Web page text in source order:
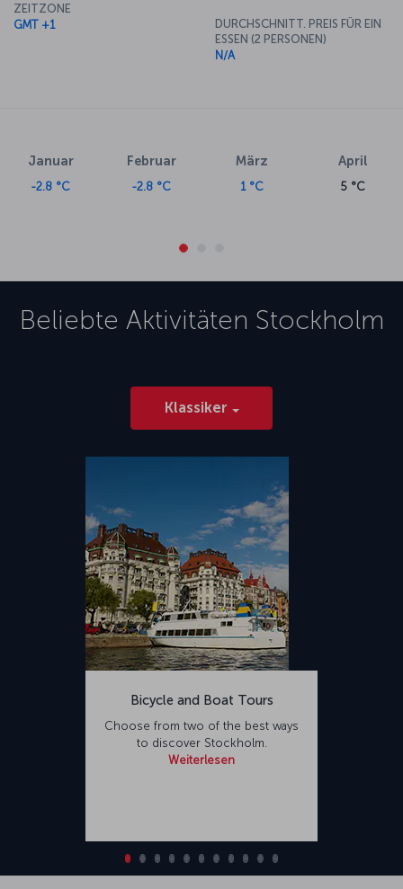
ZEITZONE
GMT +1
DURCHSCHNITT. PREIS FÜR EIN
ESSEN (2 PERSONEN)
N/A
Januar
-2.8 °C
Februar
-2.8 °C
März
1 °C
April
5 °C
Beliebte Aktivitäten Stockholm
Klassiker
Bicycle and Boat Tours
Choose from two of the best ways
to discover Stockholm.
Weiterlesen